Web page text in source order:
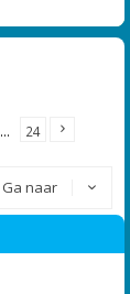
… 24
Ga naar